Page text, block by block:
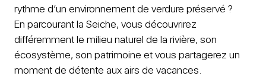
rythme d’un environnement de verdure préservé ?
En parcourant la Seiche, vous découvrirez
différemment le milieu naturel de la rivière, son
écosystème, son patrimoine et vous partagerez un
moment de détente aux airs de vacances.